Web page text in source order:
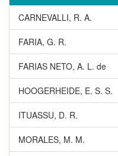
CARNEVALLI, R. A.
FARIA, G. R.
FARIAS NETO, A. L. de
HOOGERHEIDE, E. S. S.
ITUASSU, D. R.
MORALES, M. M.